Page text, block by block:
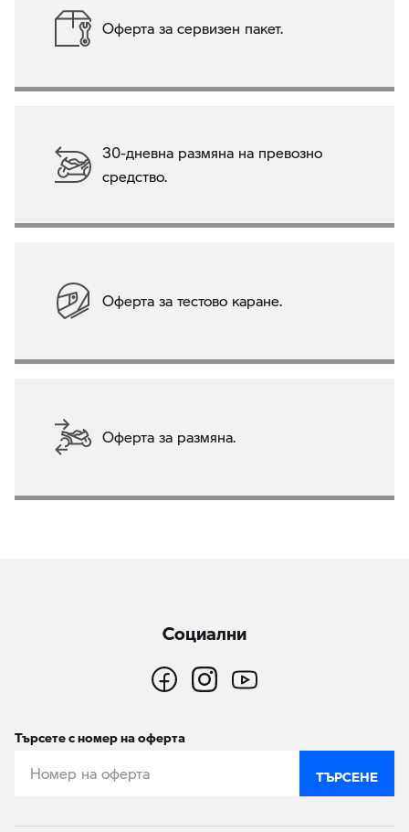
Оферта за сервизен пакет.
30-дневна размяна на превозно
средство.
Оферта за тестово каране.
Оферта за размяна.
Социални
Търсете с номер на оферта
ТЪРСЕНЕ